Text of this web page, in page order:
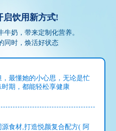
启饮用新方式!
牛奶，带来定制化营养。
同时，焕活好状态
最懂她的小心思，无论是忙
期，都能轻松享健康
源食材,打造悦颜复合配方( 阿